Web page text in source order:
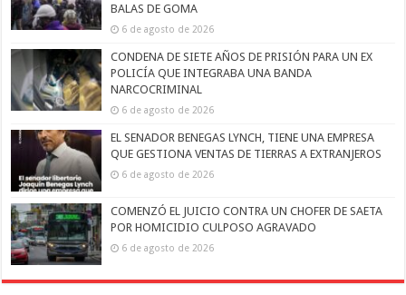
BALAS DE GOMA
6 de agosto de 2026
CONDENA DE SIETE AÑOS DE PRISIÓN PARA UN EX
POLICÍA QUE INTEGRABA UNA BANDA
NARCOCRIMINAL
6 de agosto de 2026
EL SENADOR BENEGAS LYNCH, TIENE UNA EMPRESA
QUE GESTIONA VENTAS DE TIERRAS A EXTRANJEROS
6 de agosto de 2026
COMENZÓ EL JUICIO CONTRA UN CHOFER DE SAETA
POR HOMICIDIO CULPOSO AGRAVADO
6 de agosto de 2026